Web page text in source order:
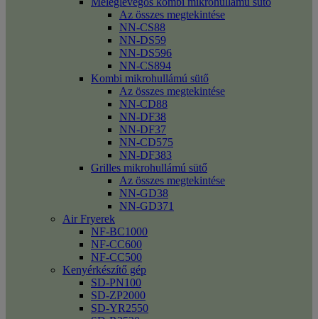
Az összes megtekintése
NN-CS88
NN-DS59
NN-DS596
NN-CS894
Kombi mikrohullámú sütő
Az összes megtekintése
NN-CD88
NN-DF38
NN-DF37
NN-CD575
NN-DF383
Grilles mikrohullámú sütő
Az összes megtekintése
NN-GD38
NN-GD371
Air Fryerek
NF-BC1000
NF-CC600
NF-CC500
Kenyérkészítő gép
SD-PN100
SD-ZP2000
SD-YR2550